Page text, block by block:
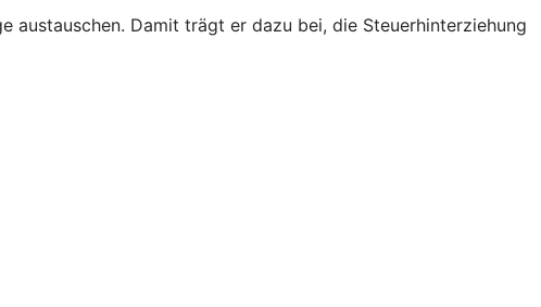
austauschen. Damit trägt er dazu bei, die Steuerhinterziehung